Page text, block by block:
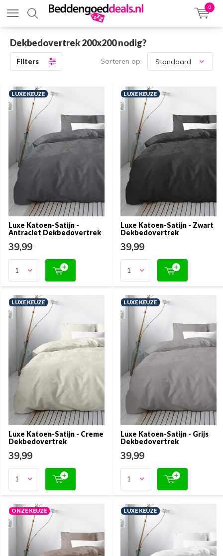
0
Dekbedovertrek 200x200 nodig?
Filters Sorteren op:
Luxe Katoen-Satijn -
Antraciet Dekbedovertrek
LUXE KEUZE
39,99
Luxe Katoen-Satijn - Zwart
Dekbedovertrek
LUXE KEUZE
39,99
Luxe Katoen-Satijn - Creme
Dekbedovertrek
LUXE KEUZE
39,99
Luxe Katoen-Satijn - Grijs
Dekbedovertrek
LUXE KEUZE
39,99
ONZE KEUZE LUXE KEUZE